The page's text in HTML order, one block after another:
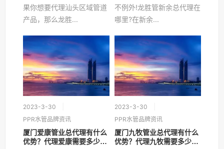
果你想要代理汕头区域管道
产品，那么龙胜...
不例外!龙胜管新余总代理在
哪里?在新余...
2023-3-30
PPR水管品牌资讯
厦门爱康管业总代理有什么
优势？代理爱康需要多少
2023-3-30
PPR水管品牌资讯
厦门九牧管业总代理有什么
优势？代理九牧需要多少